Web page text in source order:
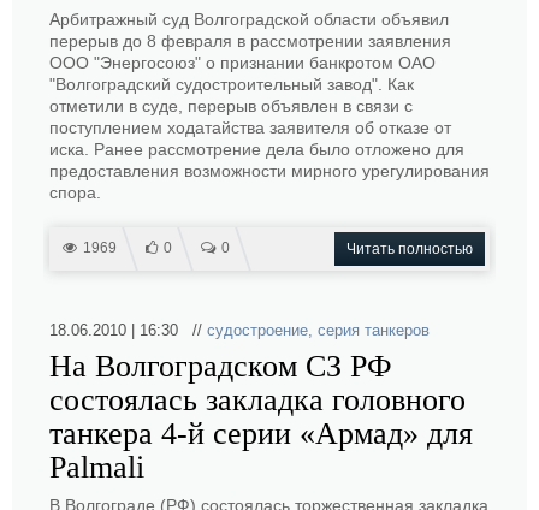
Арбитражный суд Волгоградской области объявил
перерыв до 8 февраля в рассмотрении заявления
ООО "Энергосоюз" о признании банкротом ОАО
"Волгоградский судостроительный завод". Как
отметили в суде, перерыв объявлен в связи с
поступлением ходатайства заявителя об отказе от
иска. Ранее рассмотрение дела было отложено для
предоставления возможности мирного урегулирования
спора.
1969 0 0 Читать полностью
18.06.2010 | 16:30 // судостроение, серия танкеров
На Волгоградском СЗ РФ
состоялась закладка головного
танкера 4-й серии «Армад» для
Palmali
В Волгограде (РФ) состоялась торжественная закладка